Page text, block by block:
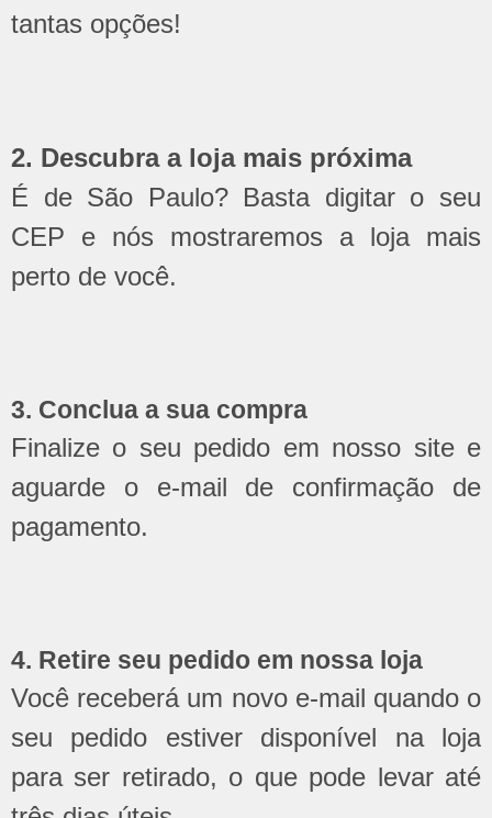
tantas opções!
2. Descubra a loja mais próxima
É de São Paulo? Basta digitar o seu
CEP e nós mostraremos a loja mais
perto de você.
3. Conclua a sua compra
Finalize o seu pedido em nosso site e
aguarde o e-mail de confirmação de
pagamento.
4. Retire seu pedido em nossa loja
Você receberá um novo e-mail quando o
seu pedido estiver disponível na loja
para ser retirado, o que pode levar até